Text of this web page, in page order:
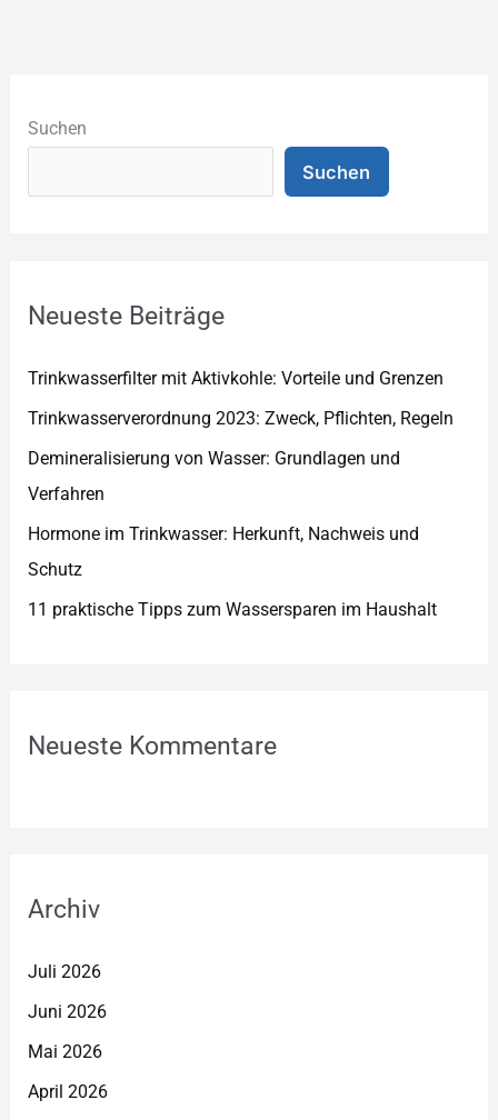
Suchen
Suchen
Neueste Beiträge
Trinkwasserfilter mit Aktivkohle: Vorteile und Grenzen
Trinkwasserverordnung 2023: Zweck, Pflichten, Regeln
Demineralisierung von Wasser: Grundlagen und
Verfahren
Hormone im Trinkwasser: Herkunft, Nachweis und
Schutz
11 praktische Tipps zum Wassersparen im Haushalt
Neueste Kommentare
Archiv
Juli 2026
Juni 2026
Mai 2026
April 2026
a
e
r
e
n